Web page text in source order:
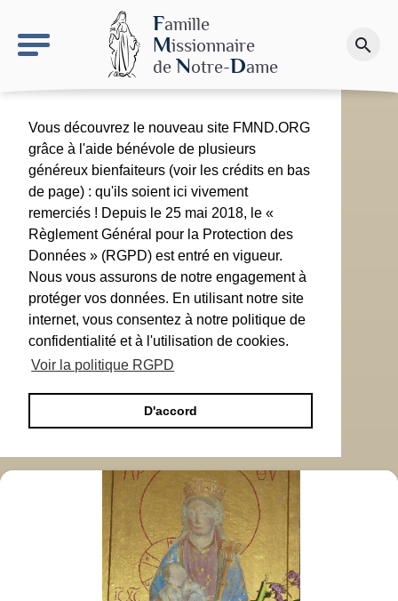
Famille
Missionnaire
de Notre-Dame
search
Faire un don
Vous découvrez le nouveau site FMND.ORG
grâce à l'aide bénévole de plusieurs
généreux bienfaiteurs (voir les crédits en bas
de page) : qu'ils soient ici vivement
remerciés ! Depuis le 25 mai 2018, le «
Règlement Général pour la Protection des
Données » (RGPD) est entré en vigueur.
Nous vous assurons de notre engagement à
protéger vos données. En utilisant notre site
internet, vous consentez à notre politique de
confidentialité et à l'utilisation de cookies.
Voir la politique RGPD
D'accord